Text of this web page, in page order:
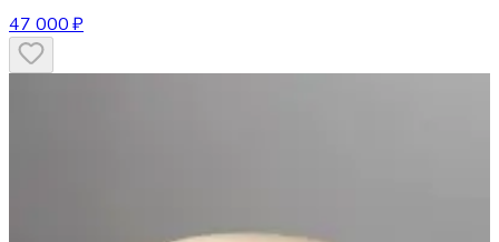
47 000 ₽